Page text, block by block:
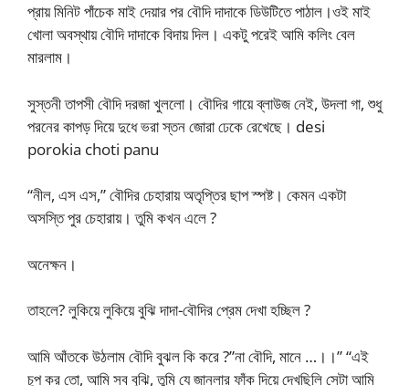
প্রায় মিনিট পাঁচেক মাই দেয়ার পর বৌদি দাদাকে ডিউটিতে পাঠাল।ওই মাই
খোলা অবস্থায় বৌদি দাদাকে বিদায় দিল। একটু পরেই আমি কলিং বেল
মারলাম।
সুস্তনী তাপসী বৌদি দরজা খুললো। বৌদির গায়ে ব্লাউজ নেই, উদলা গা, শুধু
পরনের কাপড় দিয়ে দুধে ভরা স্তন জোরা ঢেকে রেখেছে। desi
porokia choti panu
“নীল, এস এস,” বৌদির চেহারায় অতৃপ্তির ছাপ স্পষ্ট। কেমন একটা
অসস্তি পুর চেহারায়। তুমি কখন এলে ?
অনেক্ষন।
তাহলে? লুকিয়ে লুকিয়ে বুঝি দাদা-বৌদির প্রেম দেখা হচ্ছিল ?
আমি আঁতকে উঠলাম বৌদি বুঝল কি করে ?”না বৌদি, মানে …।।” “এই
চুপ কর তো, আমি সব বুঝি, তুমি যে জানলার ফাঁক দিয়ে দেখছিলি সেটা আমি